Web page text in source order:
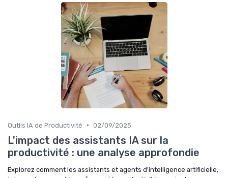
Outils IA de Productivité • 02/09/2025
L'impact des assistants IA sur la
productivité : une analyse approfondie
Explorez comment les assistants et agents d'intelligence artificielle,